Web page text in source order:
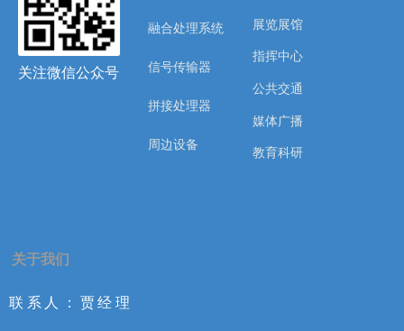
融合处理系统
信号传输器
拼接处理器
周边设备
展览展馆
指挥中心
公共交通
媒体广播
教育科研
联系人：贾经理
关于我们
关注微信公众号